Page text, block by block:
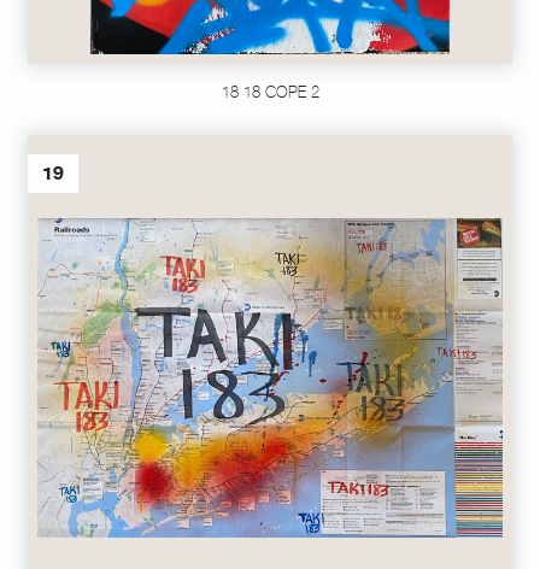
18 18 COPE 2
19